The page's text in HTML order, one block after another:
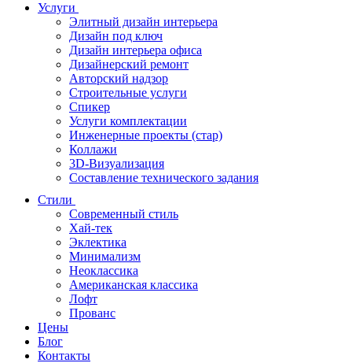
Услуги
Элитный дизайн интерьера
Дизайн под ключ
Дизайн интерьера офиса
Дизайнерский ремонт
Авторский надзор
Строительные услуги
Спикер
Услуги комплектации
Инженерные проекты (стар)
Коллажи
3D-Визуализация
Составление технического задания
Стили
Современный стиль
Хай-тек
Эклектика
Минимализм
Неоклассика
Американская классика
Лофт
Прованс
Цены
Блог
Контакты